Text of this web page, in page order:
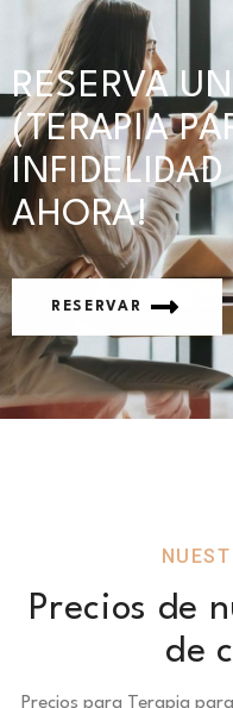
RESERVA
(TERAPIA
AHORA!
RESERVAR
Precios de
de
Precios para Terapia